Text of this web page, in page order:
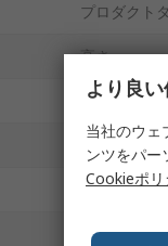
プロダクト
高さ
幅
深さ
ボリューム
色
より良
当社のウェ
ンツをパ
Cookieポリ